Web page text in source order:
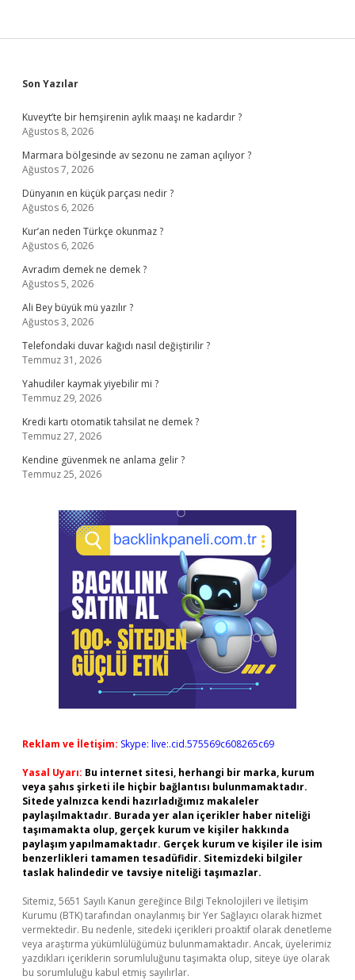
Sidebar
Son Yazılar
Kuveyt’te bir hemşirenin aylık maaşı ne kadardır ?
Ağustos 8, 2026
Marmara bölgesinde av sezonu ne zaman açılıyor ?
Ağustos 7, 2026
Dünyanın en küçük parçası nedir ?
Ağustos 6, 2026
Kur’an neden Türkçe okunmaz ?
Ağustos 6, 2026
Avradım demek ne demek ?
Ağustos 5, 2026
Ali Bey büyük mü yazılır ?
Ağustos 3, 2026
Telefondaki duvar kağıdı nasıl değiştirilir ?
Temmuz 31, 2026
Yahudiler kaymak yiyebilir mi ?
Temmuz 29, 2026
Kredi kartı otomatik tahsilat ne demek ?
Temmuz 27, 2026
Kendine güvenmek ne anlama gelir ?
Temmuz 25, 2026
Reklam ve İletişim: Skype: live:.cid.575569c608265c69
Yasal Uyarı: Bu internet sitesi, herhangi bir marka, kurum
veya şahıs şirketi ile hiçbir bağlantısı bulunmamaktadır.
Sitede yalnızca kendi hazırladığımız makaleler
paylaşılmaktadır. Burada yer alan içerikler haber niteliği
taşımamakta olup, gerçek kurum ve kişiler hakkında
paylaşım yapılmamaktadır. Gerçek kurum ve kişiler ile isim
benzerlikleri tamamen tesadüfidir. Sitemizdeki bilgiler
taslak halindedir ve tavsiye niteliği taşımazlar.
Sitemiz, 5651 Sayılı Kanun gereğince Bilgi Teknolojileri ve İletişim
Kurumu (BTK) tarafından onaylanmış bir Yer Sağlayıcı olarak hizmet
vermektedir. Bu nedenle, sitedeki içerikleri proaktif olarak denetleme
veya araştırma yükümlülüğümüz bulunmamaktadır. Ancak, üyelerimiz
yazdıkları içeriklerin sorumluluğunu taşımakta olup, siteye üye olarak
bu sorumluluğu kabul etmiş sayılırlar.